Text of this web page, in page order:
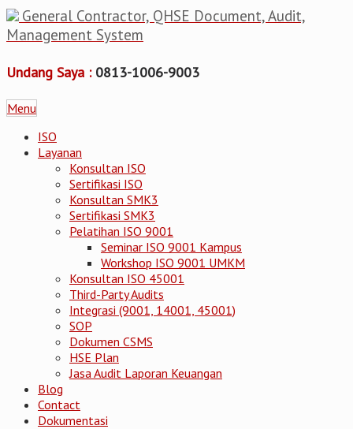
General Contractor, QHSE Document, Audit,
Management System
Undang Saya : 0813-1006-9003
Menu
ISO
Layanan
Konsultan ISO
Sertifikasi ISO
Konsultan SMK3
Sertifikasi SMK3
Pelatihan ISO 9001
Seminar ISO 9001 Kampus
Workshop ISO 9001 UMKM
Konsultan ISO 45001
Third-Party Audits
Integrasi (9001, 14001, 45001)
SOP
Dokumen CSMS
HSE Plan
Jasa Audit Laporan Keuangan
Blog
Contact
Dokumentasi